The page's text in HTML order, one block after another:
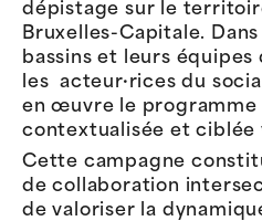
dépistage sur le
Bruxelles-Capitale.
bassins et leurs
les acteur·rices du
en œuvre le programme
contextualisée et ciblée
Cette campagne
de collaboration i
de valoriser la